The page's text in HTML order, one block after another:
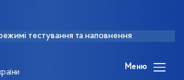
тестування та наповнення
Меню